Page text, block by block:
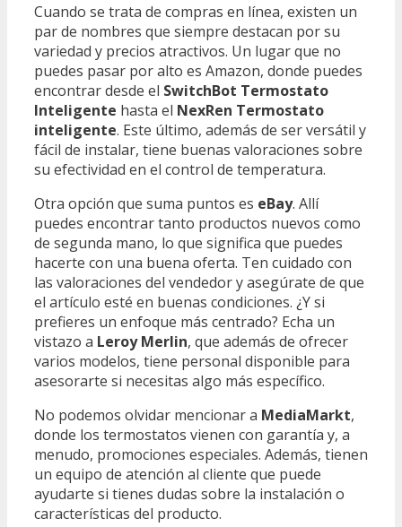
Cuando se trata de compras en línea, existen un
par de nombres que siempre destacan por su
variedad y precios atractivos. Un lugar que no
puedes pasar por alto es Amazon, donde puedes
encontrar desde el SwitchBot Termostato
Inteligente hasta el NexRen Termostato
inteligente. Este último, además de ser versátil y
fácil de instalar, tiene buenas valoraciones sobre
su efectividad en el control de temperatura.
Otra opción que suma puntos es eBay. Allí
puedes encontrar tanto productos nuevos como
de segunda mano, lo que significa que puedes
hacerte con una buena oferta. Ten cuidado con
las valoraciones del vendedor y asegúrate de que
el artículo esté en buenas condiciones. ¿Y si
prefieres un enfoque más centrado? Echa un
vistazo a Leroy Merlin, que además de ofrecer
varios modelos, tiene personal disponible para
asesorarte si necesitas algo más específico.
No podemos olvidar mencionar a MediaMarkt,
donde los termostatos vienen con garantía y, a
menudo, promociones especiales. Además, tienen
un equipo de atención al cliente que puede
ayudarte si tienes dudas sobre la instalación o
características del producto.